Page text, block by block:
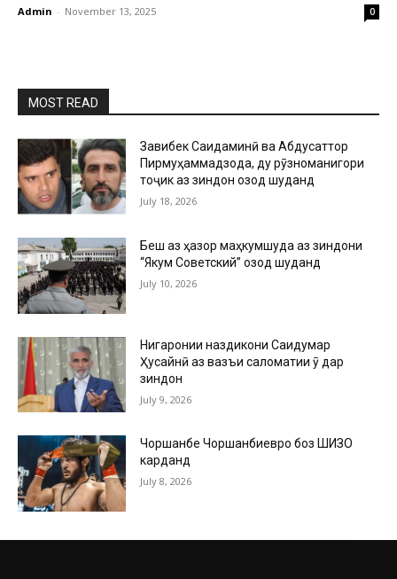
Admin - November 13, 2025 0
MOST READ
Завқибек Саидаминӣ ва Абдусаттор
Пирмуҳаммадзода, ду рӯзноманигори
тоҷик аз зиндон озод шуданд
July 18, 2026
Беш аз ҳазор маҳкумшуда аз зиндони
“Якум Советский” озод шуданд
July 10, 2026
Нигаронии наздикони Саидумар
Ҳусайнӣ аз вазъи саломатии ӯ дар
зиндон
July 9, 2026
Чоршанбе Чоршанбиевро боз ШИЗО
карданд
July 8, 2026